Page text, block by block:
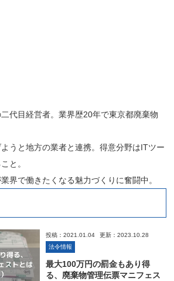
代目経営者。業界歴20年で東京都廃棄物
うと地方の業者と連携。得意分野はITツー
と。
界で働きたくなる魅力づくりに奮闘中。
投稿：2021.01.04
更新：2023.10.28
法令情報
最大100万円の罰金もあり得
る、廃棄物管理伝票マニフェス